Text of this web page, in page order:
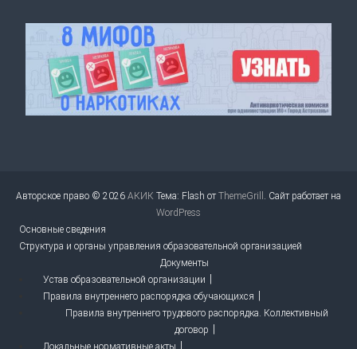
Авторское право © 2026 АКИК Тема: Flash отThemeGrill
. Сайт работает на
WordPress
Основные сведения
Структура и органы управления образовательной организацией
Документы
Устав образовательной организации
Правила внутреннего распорядка обучающихся
Правила внутреннего трудового распорядка. Коллективный
договор
Локальные нормативные акты